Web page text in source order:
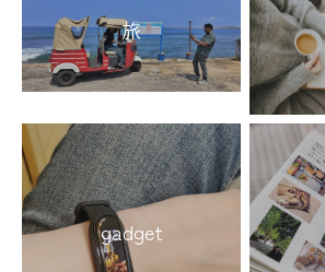
旅
gadget